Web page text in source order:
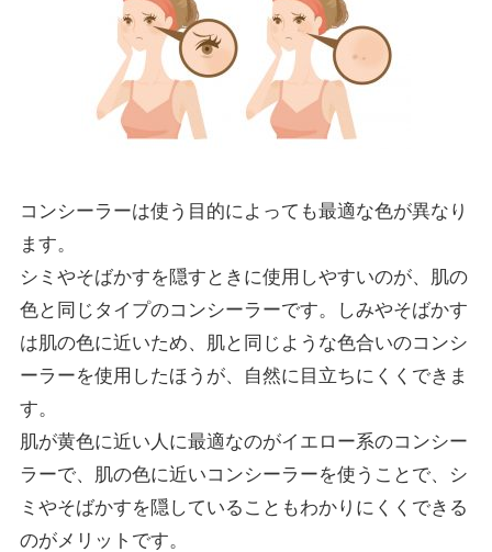
コンシーラーは使う目的によっても最適な色が異なり
ます。
シミやそばかすを隠すときに使用しやすいのが、肌の
色と同じタイプのコンシーラーです。しみやそばかす
は肌の色に近いため、肌と同じような色合いのコンシ
ーラーを使用したほうが、自然に目立ちにくくできま
す。
肌が黄色に近い人に最適なのがイエロー系のコンシー
ラーで、肌の色に近いコンシーラーを使うことで、シ
ミやそばかすを隠していることもわかりにくくできる
のがメリットです。